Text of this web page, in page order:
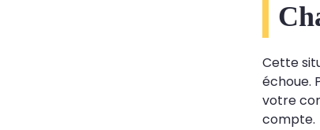
Cette
échoue.
votre
compte.